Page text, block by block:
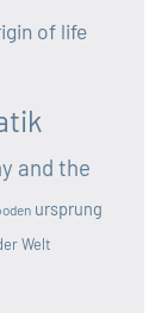
of life
and the
ursprung
Welt